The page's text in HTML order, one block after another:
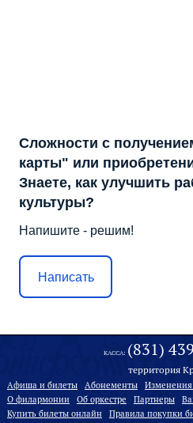
Сложности с
карты" или
Знаете, как улучшить
культуры?
Напишите - решим!
Написать
КАССА: (831)
территория
Афиша и билеты Абонементы
Изменения
О филармонии
Oб оркестре Партнеры
Купить билеты онлайн
Правила покупки